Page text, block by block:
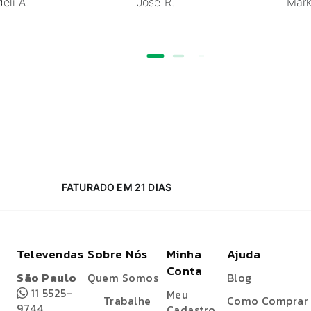
FATURADO EM 21 DIAS
Televendas
São Paulo
11 5525-
Sobre Nós
Quem Somos
Trabalhe
Minha
Conta
Meu
Ajuda
Blog
Como Comprar